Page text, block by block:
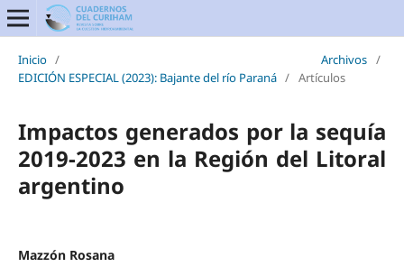
Inicio / Archivos /
EDICIÓN ESPECIAL (2023): Bajante del río Paraná / Artículos
Impactos generados por la sequía
2019-2023 en la Región del Litoral
argentino
Mazzón Rosana